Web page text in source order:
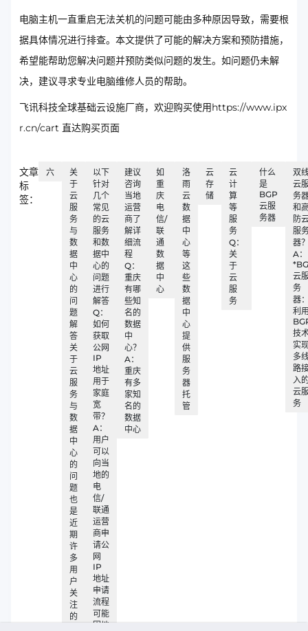
电脑主机一直重启无法关机的问题可能由多种原因导致，需要根
据具体情况进行排查。本文提供了可能的解决方案和预防措施，
希望能帮助您解决问题并预防类似问题的发生。如问题仍未解
决，建议寻求专业电脑维修人员的帮助。
飞讯科技全球基础云设施厂商，欢迎购买使用https://www.ipx
r.cn/cart 直达购买页面
文章
标
签：
六
关
于
云
服
务
与
数
据
中
心
的
问
题
解
答
关
于
云
服
务
与
数
据
中
心
的
问
题
也
是
近
期
许
多
用
户
关
注
的
以下
针对
几个
常见
的云
服务
和数
据中
心的
问题
进行
解答
Q：
如何
获取
公网
IP
地址
用于
家庭
宽
带？
A：
用户
可以
向当
地的
电
信/
联通
运营
商申
请公
网
IP
地址
申请
流程
可能
因地
建议
咨询
当地
运营
商了
解详
细流
程
Q：
重庆
有哪
些知
名的
数据
中
心？
A：
重庆
有多
家知
名的
数据
中心
如
重
庆
电
信/
联
通
数
据
中
心
洛
雨
云
数
据
中
心
等
这
些
数
据
中
心
提
供
服
务
器
托
管
云
存
储
云
计
算
等
服
务
Q：
关
于
云
服
务
什么
是
BGP
云服
务器
双
云
务
和
防
服
器
A：
云
务
器
利
技
实
多
路
入
云
务